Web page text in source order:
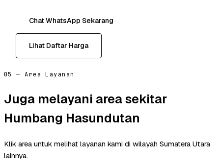
Chat WhatsApp Sekarang
Lihat Daftar Harga
05 — Area Layanan
Juga melayani area sekitar
Humbang Hasundutan
Klik area untuk melihat layanan kami di wilayah Sumatera Utara
lainnya.